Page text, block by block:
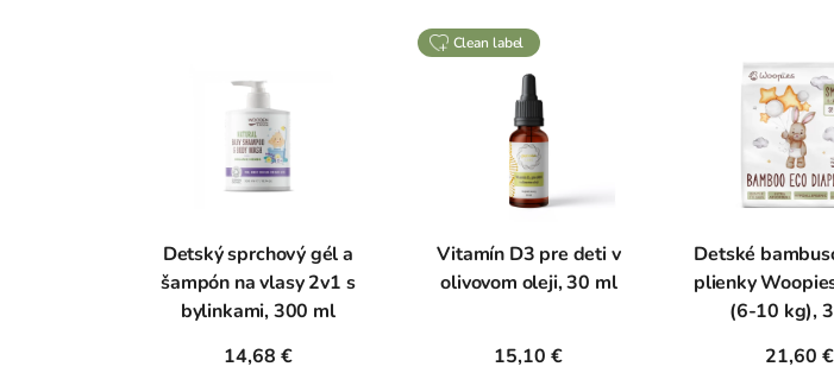
Detský sprchový gél a
šampón na vlasy 2v1 s
bylinkami, 300 ml
14,68 €
clean label
Vitamín D3 pre deti v
olivovom oleji, 30 ml
15,10 €
Detské
plienky
(6-10 kg),
21,60 €